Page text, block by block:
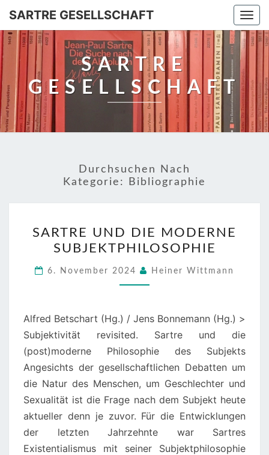
SARTRE GESELLSCHAFT
SARTRE
GESELLSCHAFT
Durchsuchen Nach
Kategorie:
Bibliographie
UND
DIE
MODERNE
SUBJEKTPHILOSOPHIE
SARTRE UND DIE MODERNE
SUBJEKTPHILOSOPHIE
6. November 2024 Heiner Wittmann
Alfred Betschart (Hg.) / Jens Bonnemann (Hg.) >
Subjektivität revisited. Sartre und die
(post)moderne Philosophie des Subjekts
Angesichts der gesellschaftlichen Debatten um
die Natur des Menschen, um Geschlechter und
Sexualität ist die Frage nach dem Subjekt heute
aktueller denn je zuvor. Für die Entwicklungen
der letzten Jahrzehnte war Sartres
Existentialismus mit seiner Subjektphilosophie